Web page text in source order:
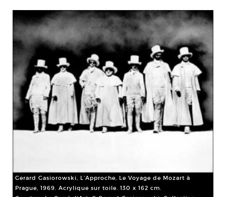
Gerard Gasiorowski, L’Approche, Le Voyage de Mozart à
Prague, 1969. Acrylique sur toile. 130 x 162 cm.